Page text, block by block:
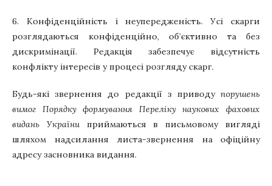
6. Конфіденційність і неупередженість. Усі скарги
розглядаються конфіденційно, об’єктивно та без
дискримінації. Редакція забезпечує відсутність
конфлікту інтересів у процесі розгляду скарг.
Будь-які звернення до редакції з приводу порушень
вимог Порядку формування Переліку наукових фахових
видань Україниприймаються в письмовому вигляді
шляхом надсилання листа-звернення на офіційну
адресу засновника видання.